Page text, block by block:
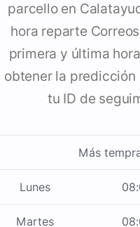
parcello en
hora reparte
primera y última
obtener la
tu ID de
Más
Lunes
Martes